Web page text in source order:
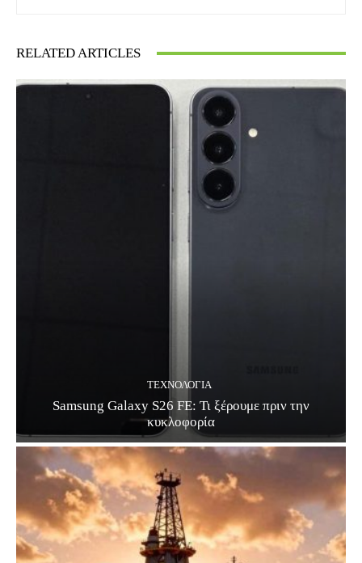
RELATED ARTICLES
ΤΕΧΝΟΛΟΓΊΑ
Samsung Galaxy S26 FE: Τι ξέρουμε πριν την
κυκλοφορία